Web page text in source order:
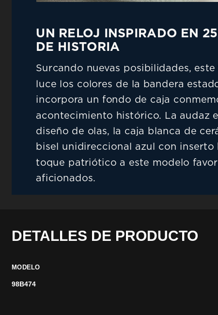
Surcando nuevas posibilidades, este
luce los colores de la bandera
incorpora un fondo de caja
acontecimiento histórico. La audaz
diseño de olas, la caja blanca de
bisel unidireccional azul con
toque patriótico a este modelo
aficionados.
UN RELOJ INSPIRADO EN
DE HISTORIA
DETALLES DE PRODUCTO
MODELO
98B474